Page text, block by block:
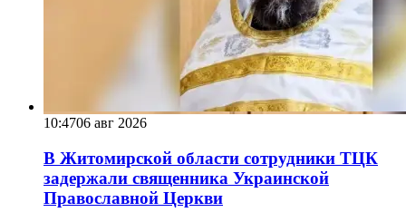
10:4706 авг 2026
В Житомирской области сотрудники ТЦК
задержали священника Украинской
Православной Церкви